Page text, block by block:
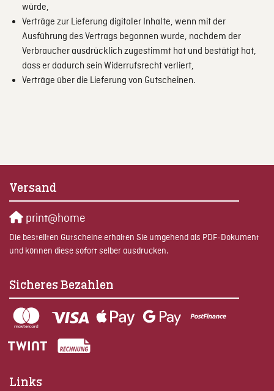
würde,
Verträge zur Lieferung digitaler Inhalte, wenn mit der
Ausführung des Vertrags begonnen wurde, nachdem der
Verbraucher ausdrücklich zugestimmt hat und bestätigt hat,
dass er dadurch sein Widerrufsrecht verliert,
Verträge über die Lieferung von Gutscheinen.
Versand
print@home
Die bestellten Gutscheine erhalten Sie umgehend als PDF-Dokument
und können diese sofort selber ausdrucken.
Sicheres Bezahlen
Links